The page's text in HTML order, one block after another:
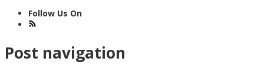
Follow Us On
Post navigation